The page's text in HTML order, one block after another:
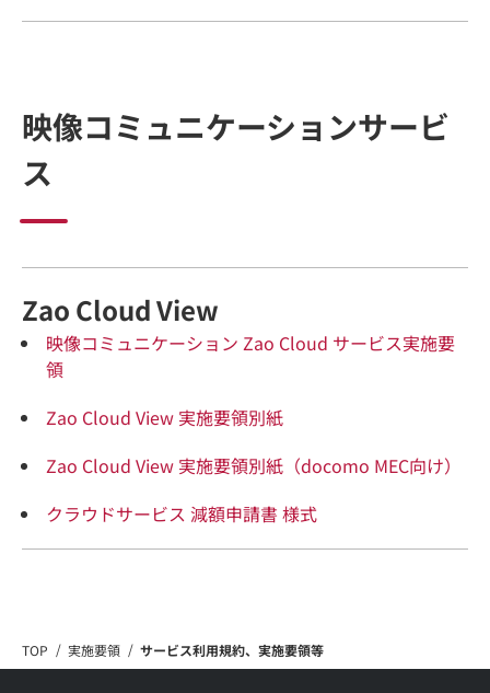
映像コミュニケーションサービ
ス
Zao Cloud View
映像コミュニケーション Zao Cloud サービス実施要
領
Zao Cloud View 実施要領別紙
Zao Cloud View 実施要領別紙（docomo MEC向け）
クラウドサービス 減額申請書 様式
TOP 実施要領 サービス利用規約、実施要領等